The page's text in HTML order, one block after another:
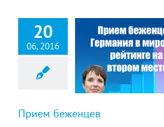
20
06, 2016
Прием беженцев